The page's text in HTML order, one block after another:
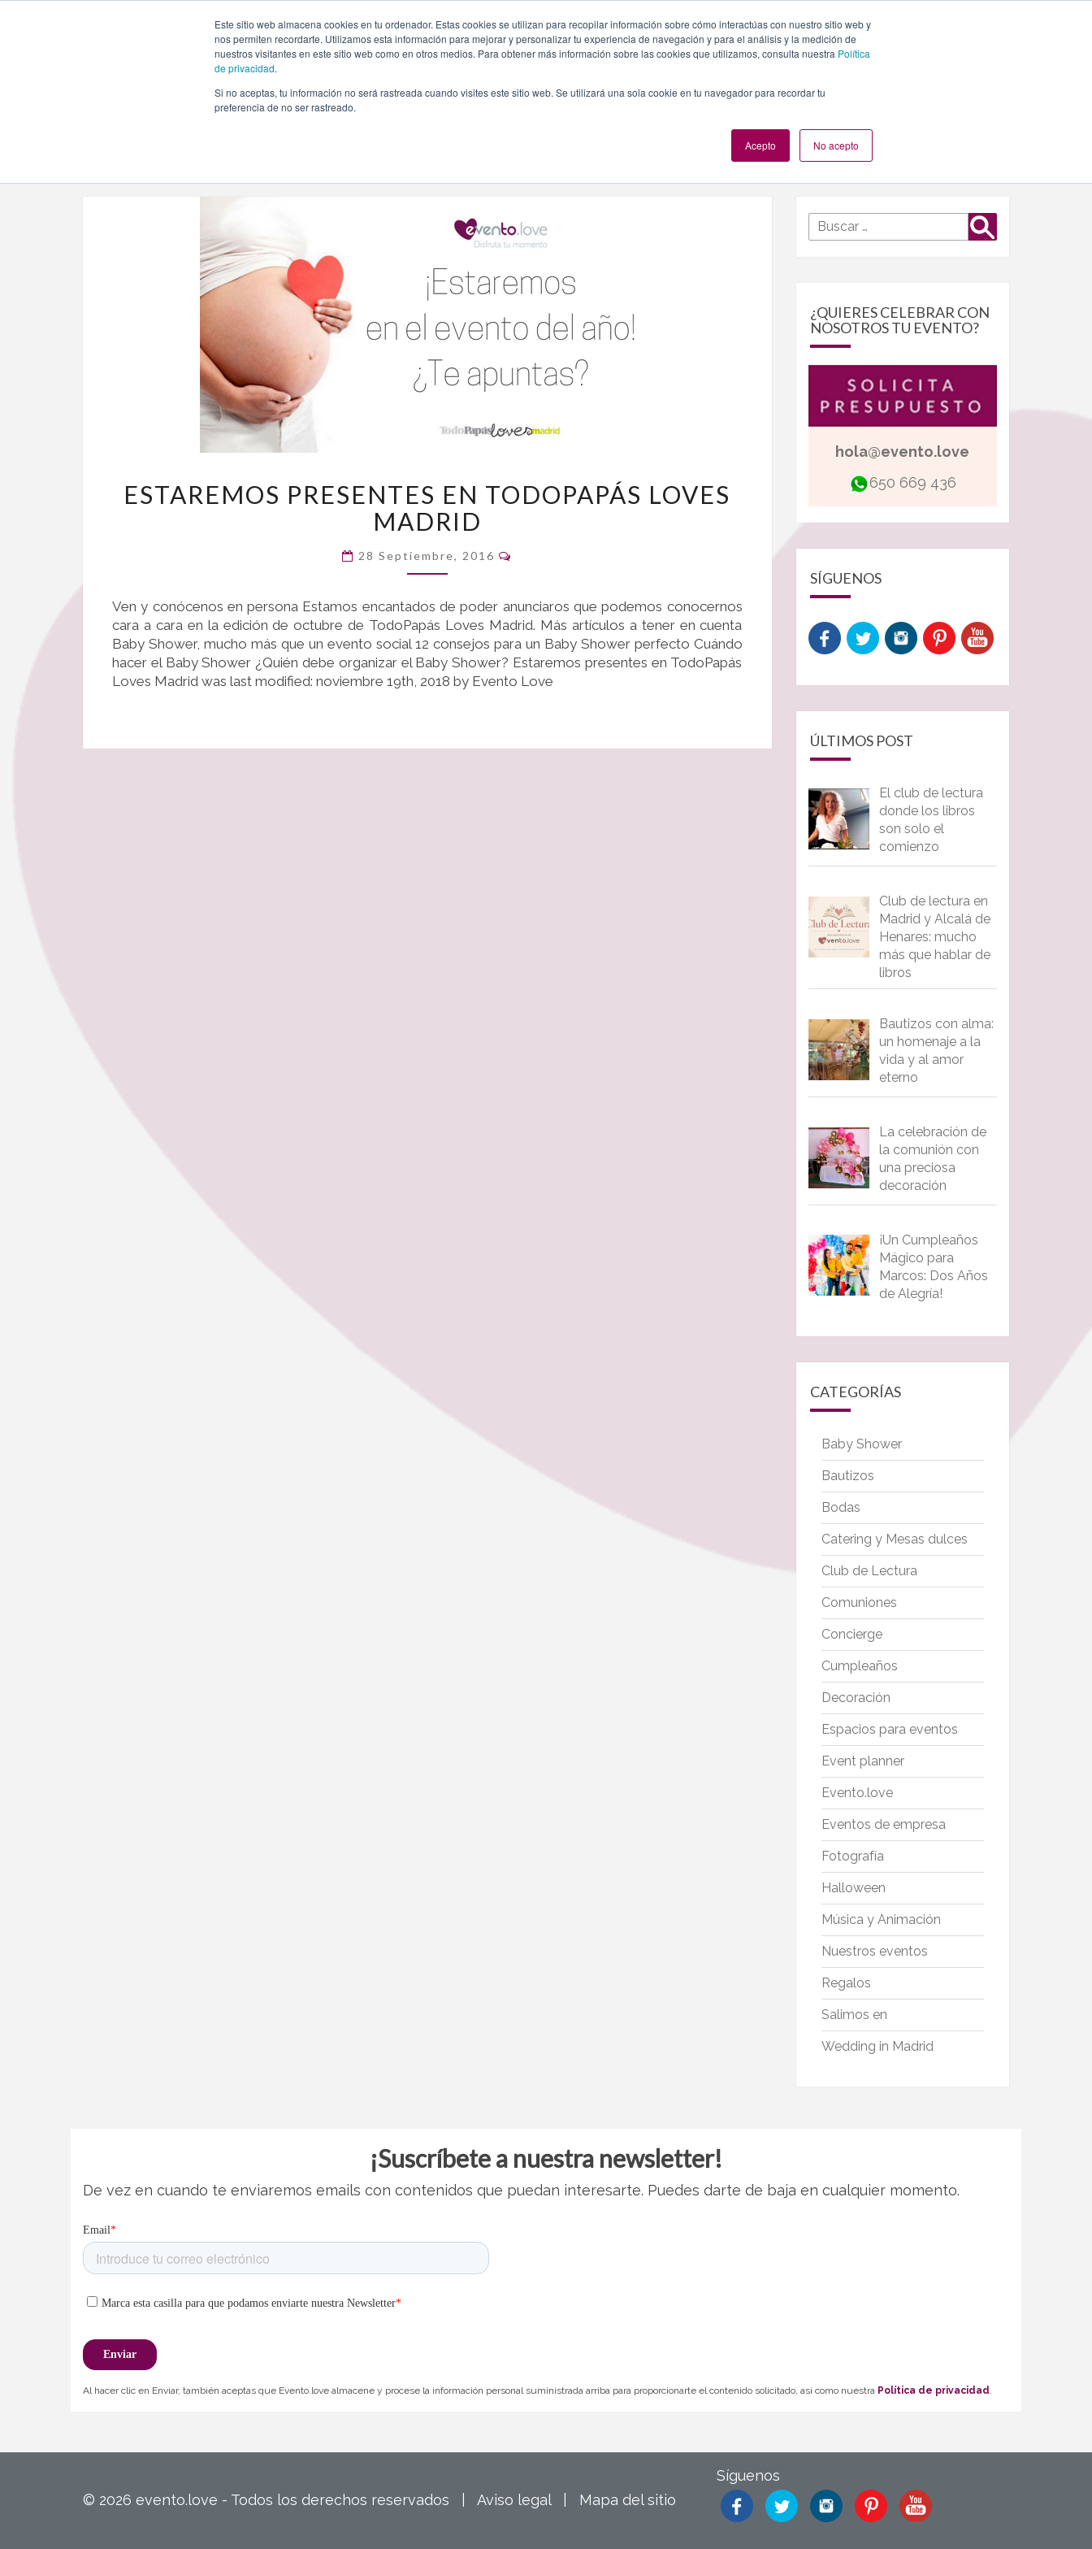
Este sitio web almacena cookies en tu ordenador. Estas cookies se utilizan para recopilar información sobre cómo interactúas con nuestro sitio web y
nos permiten recordarte. Utilizamos esta información para mejorar y personalizar tu experiencia de navegación y para el análisis y la medición de
nuestros visitantes en este sitio web como en otros medios. Para obtener más información sobre las cookies que utilizamos, consulta nuestra Política
de privacidad.
Si no aceptas, tu información no será rastreada cuando visites este sitio web. Se utilizará una sola cookie en tu navegador para recordar tu
preferencia de no ser rastreado.
Acepto No acepto
INICIO QUIÉNES SOMOS TE OFRECEMOS PLANES NUESTROS EVENTOS
programacion todopapas loves madrid
PRESENTES
EN
TODOPAPÁS
LOVES
MADRID
ESTAREMOS PRESENTES EN TODOPAPÁS LOVES
MADRID
28 Septiembre, 2016
Ven y conócenos en persona Estamos encantados de poder anunciaros que podemos conocernos
cara a cara en la edición de octubre de TodoPapás Loves Madrid. Más artículos a tener en cuenta
Baby Shower, mucho más que un evento social 12 consejos para un Baby Shower perfecto Cuándo
hacer el Baby Shower ¿Quién debe organizar el Baby Shower? Estaremos presentes en TodoPapás
Loves Madrid was last modified: noviembre 19th, 2018 by Evento Love
Buscar
por:
Buscar
¿QUIERES CELEBRAR CON
NOSOTROS TU EVENTO?
hola@evento.love
650 669 436
SÍGUENOS
ÚLTIMOS POST
El club de lectura
donde los libros
son solo el
comienzo
Club de lectura en
Madrid y Alcalá de
Henares: mucho
más que hablar de
libros
Bautizos con alma:
un homenaje a la
vida y al amor
eterno
La celebración de
la comunión con
una preciosa
decoración
¡Un Cumpleaños
Mágico para
Marcos: Dos Años
de Alegría!
CATEGORÍAS
Baby Shower
Bautizos
Bodas
Catering y Mesas dulces
Club de Lectura
Comuniones
Concierge
Cumpleaños
Decoración
Espacios para eventos
Event planner
Evento.love
Eventos de empresa
Fotografía
Halloween
Música y Animación
Nuestros eventos
Regalos
Salimos en
Wedding in Madrid
¡Suscríbete a nuestra newsletter!
De vez en cuando te enviaremos emails con contenidos que puedan interesarte. Puedes darte de baja en cualquier momento.
Al hacer clic en Enviar, también aceptas que Evento.love almacene y procese la información personal suministrada arriba para proporcionarte el contenido solicitado, así como nuestra Política de privacidad.
© 2026 evento.love - Todos los derechos reservados | Aviso legal| Mapa del sitio
Síguenos